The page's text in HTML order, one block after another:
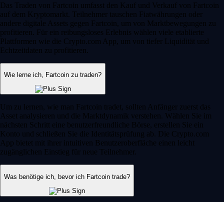
Das Traden von Fartcoin umfasst den Kauf und Verkauf von Fartcoin
auf dem Kryptomarkt. Teilnehmer tauschen Fiatwährungen oder
andere digitale Assets gegen Fartcoin, um von Marktbewegungen zu
profitieren. Für ein reibungsloses Erlebnis wählen viele etablierte
Plattformen wie die Crypto.com App, um von tiefer Liquidität und
Echtzeitdaten zu profitieren.
Wie lerne ich, Fartcoin zu traden?
Um zu lernen, wie man Fartcoin tradet, sollten Anfänger zuerst das
Asset analysieren und die Marktdynamik verstehen. Wählen Sie im
nächsten Schritt eine benutzerfreundliche Börse, erstellen Sie ein
Konto und schließen Sie die Identitätsprüfung ab. Die Crypto.com
App bietet mit ihrer intuitiven Benutzeroberfläche einen leicht
zugänglichen Einstieg für neue Teilnehmer.
Was benötige ich, bevor ich Fartcoin trade?